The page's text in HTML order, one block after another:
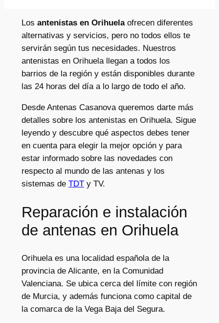
Los antenistas en Orihuela ofrecen diferentes
alternativas y servicios, pero no todos ellos te
servirán según tus necesidades. Nuestros
antenistas en Orihuela llegan a todos los
barrios de la región y están disponibles durante
las 24 horas del día a lo largo de todo el año.
Desde Antenas Casanova queremos darte más
detalles sobre los antenistas en Orihuela. Sigue
leyendo y descubre qué aspectos debes tener
en cuenta para elegir la mejor opción y para
estar informado sobre las novedades con
respecto al mundo de las antenas y los
sistemas de TDTy TV.
Reparación e instalación
de antenas en Orihuela
Orihuela es una localidad española de la
provincia de Alicante, en la Comunidad
Valenciana. Se ubica cerca del límite con región
de Murcia, y además funciona como capital de
la comarca de la Vega Baja del Segura.